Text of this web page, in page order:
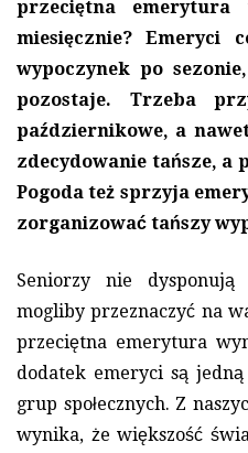
przeciętna
miesięcznie? Emeryci
wypoczynek po
pozostaje. Trzeba
październikowe, a
zdecydowanie tańsze, a
Pogoda też sprzyja
zorganizować tańszy
Seniorzy nie
mogliby przeznaczyć na
przeciętna emerytura
dodatek emeryci są
grup społecznych. Z
wynika, że większość